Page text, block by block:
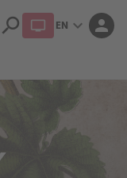
search EN expand_more person